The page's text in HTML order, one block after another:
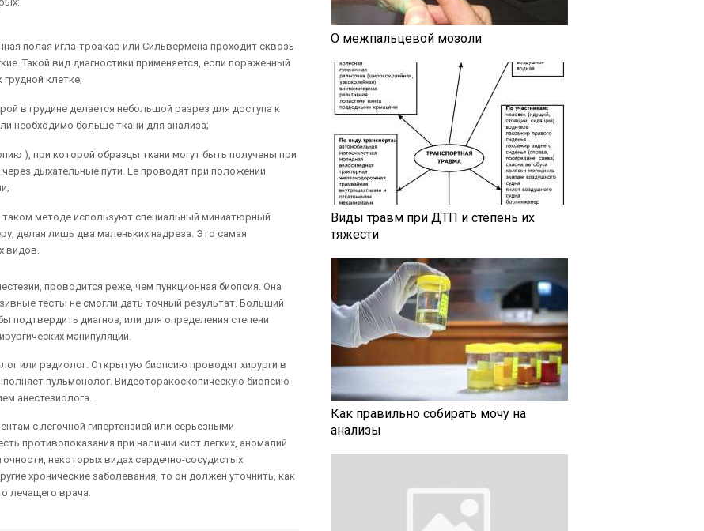
полая игла-троакар или Сильвермена проходит сквозь
Такой вид диагностики применяется, если пораженный
клетке;
в грудине делается небольшой разрез для доступа к
необходимо больше ткани для анализа;
), при которой образцы ткани могут быть получены при
дыхательные пути. Ее проводят при положении
методе используют специальный миниатюрный
делая лишь два маленьких надреза. Это самая
видов.
проводится реже, чем пункционная биопсия. Она
тесты не смогли дать точный результат. Больший
подтвердить диагноз, или для определения степени
манипуляций.
или радиолог. Открытую биопсию проводят хирурги в
пульмонолог. Видеоторакоскопическую биопсию
анестезиолога.
с легочной гипертензией или серьезными
противопоказания при наличии кист легких, аномалий
некоторых видах сердечно-сосудистых
хронические заболевания, то он должен уточнить, как
лечащего врача.
О межпальцевой мозоли
Виды травм при ДТП и степень их
тяжести
Как правильно собирать мочу на
анализы